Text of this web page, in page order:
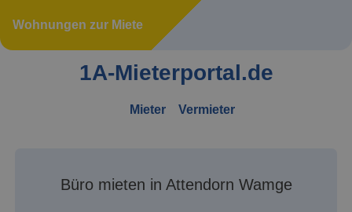
Wohnungen zur Miete
1A-Mieterportal.de
Mieter Vermieter
Büro mieten in Attendorn Wamge